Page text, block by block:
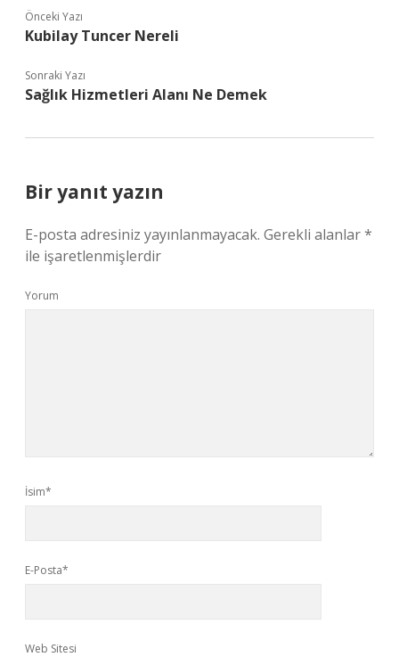
Önceki Yazı
Kubilay Tuncer Nereli
Sonraki Yazı
Sağlık Hizmetleri Alanı Ne Demek
Bir yanıt yazın
E-posta adresiniz yayınlanmayacak. Gerekli alanlar*
ile işaretlenmişlerdir
Yorum
İsim*
E-Posta*
Web Sitesi